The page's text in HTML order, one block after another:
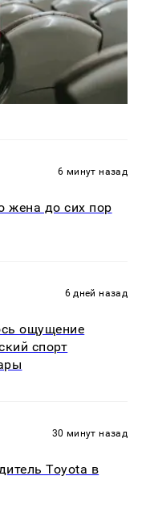
6 минут назад
жена до сих пор
6 дней назад
ощущение
спорт
30 минут назад
Toyota в